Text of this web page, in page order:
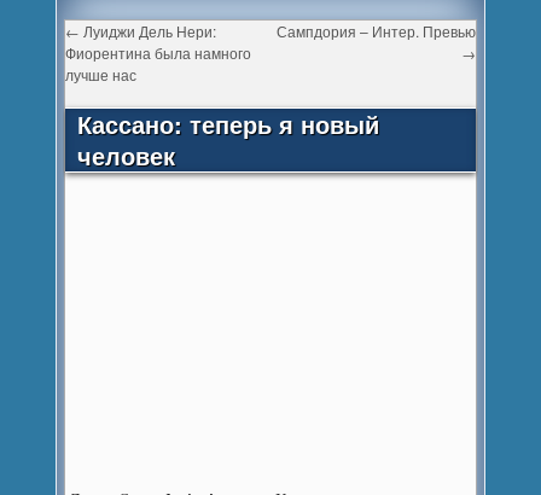
← Луиджи Дель Нери:
Фиорентина была намного
лучше нас
Сампдория – Интер. Превью
→
Кассано: теперь я новый
человек